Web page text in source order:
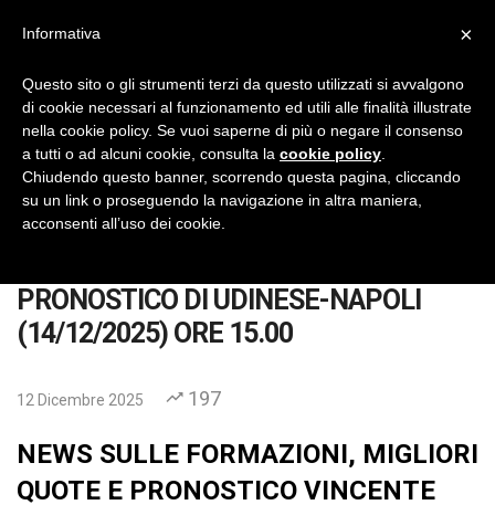
No Thanks INSTALL
PRONOSTICO DI UDINESE-NAPOLI
(14/12/2025) ORE 15.00
12 Dicembre 2025 197
NEWS SULLE FORMAZIONI, MIGLIORI
QUOTE E PRONOSTICO VINCENTE
×
Informativa
Questo sito o gli strumenti terzi da questo utilizzati si avvalgono
di cookie necessari al funzionamento ed utili alle finalità illustrate
nella cookie policy. Se vuoi saperne di più o negare il consenso
a tutti o ad alcuni cookie, consulta la cookie policy
Chiudendo questo banner, scorrendo questa pagina, cliccando
su un link o proseguendo la navigazione in altra maniera,
acconsenti all’uso dei cookie.